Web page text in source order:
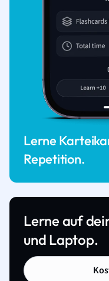
Lerne
Repetition.
Lerne auf
und Laptop.